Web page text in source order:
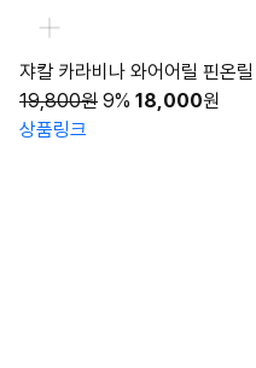
쟈칼 카라비나 와어어릴 핀온릴
19,800원 9% 18,000원
상품링크